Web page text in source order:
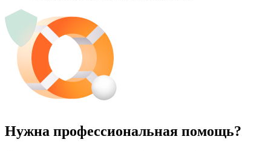
Нужна профессиональная помощь?